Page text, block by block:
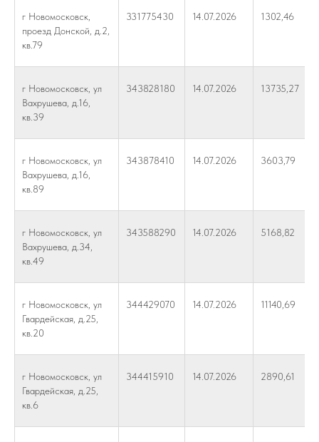
г Новомосковск,
проезд Донской, д.2,
кв.79
331775430 14.07.2026 1302,46
г Новомосковск, ул
Вахрушева, д.16,
кв.39
343828180 14.07.2026 13735,27
г Новомосковск, ул
Вахрушева, д.16,
кв.89
343878410 14.07.2026 3603,79
г Новомосковск, ул
Вахрушева, д.34,
кв.49
343588290 14.07.2026 5168,82
г Новомосковск, ул
Гвардейская, д.25,
кв.20
344429070 14.07.2026 11140,69
г Новомосковск, ул
Гвардейская, д.25,
кв.6
344415910 14.07.2026 2890,61